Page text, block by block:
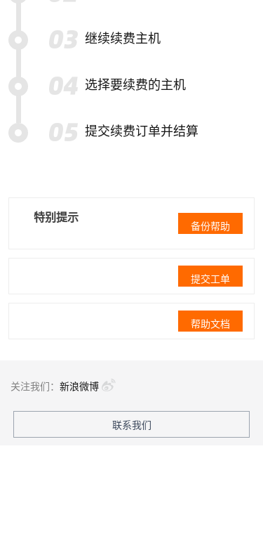
继续续费主机
选择要续费的主机
提交续费订单并结算
特别提示
备份帮助
提交工单
帮助文档